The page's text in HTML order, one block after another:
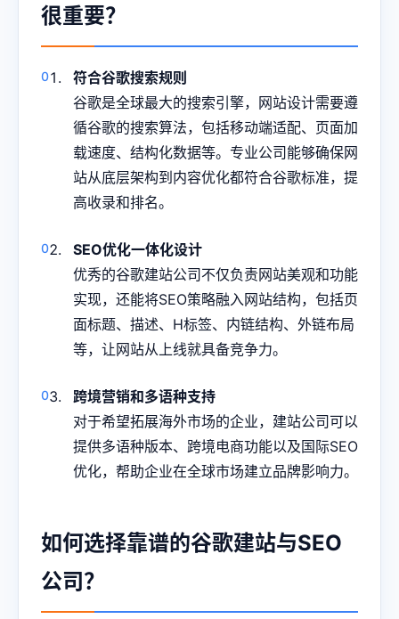
很重要？
符合谷歌搜索规则
谷歌是全球最大的搜索引擎，网站设计需要遵
循谷歌的搜索算法，包括移动端适配、页面加
载速度、结构化数据等。专业公司能够确保网
站从底层架构到内容优化都符合谷歌标准，提
高收录和排名。
SEO优化一体化设计
优秀的谷歌建站公司不仅负责网站美观和功能
实现，还能将SEO策略融入网站结构，包括页
面标题、描述、H标签、内链结构、外链布局
等，让网站从上线就具备竞争力。
跨境营销和多语种支持
对于希望拓展海外市场的企业，建站公司可以
提供多语种版本、跨境电商功能以及国际SEO
优化，帮助企业在全球市场建立品牌影响力。
如何选择靠谱的谷歌建站与SEO
公司？